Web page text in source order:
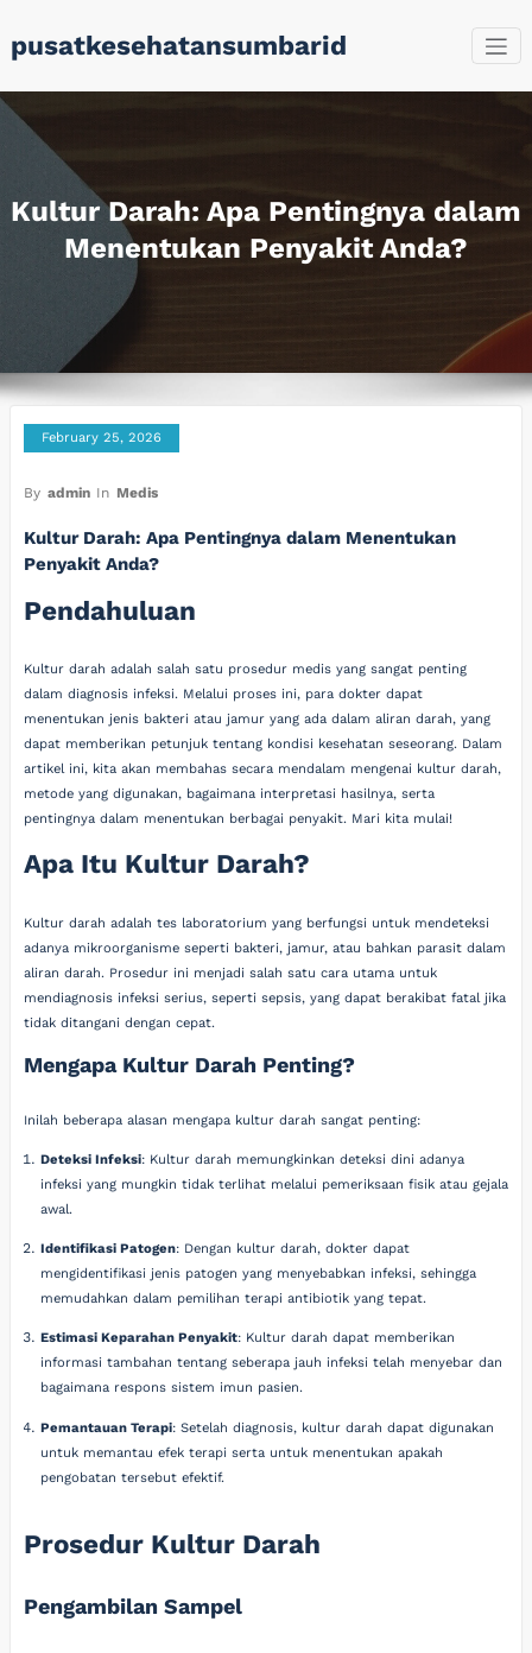
to
content
pusatkesehatansumbarid
Kultur Darah: Apa Pentingnya dalam
Menentukan Penyakit Anda?
February 25, 2026
By admin In Medis
Kultur Darah: Apa Pentingnya dalam Menentukan
Penyakit Anda?
Pendahuluan
Kultur darah adalah salah satu prosedur medis yang sangat penting
dalam diagnosis infeksi. Melalui proses ini, para dokter dapat
menentukan jenis bakteri atau jamur yang ada dalam aliran darah, yang
dapat memberikan petunjuk tentang kondisi kesehatan seseorang. Dalam
artikel ini, kita akan membahas secara mendalam mengenai kultur darah,
metode yang digunakan, bagaimana interpretasi hasilnya, serta
pentingnya dalam menentukan berbagai penyakit. Mari kita mulai!
Apa Itu Kultur Darah?
Kultur darah adalah tes laboratorium yang berfungsi untuk mendeteksi
adanya mikroorganisme seperti bakteri, jamur, atau bahkan parasit dalam
aliran darah. Prosedur ini menjadi salah satu cara utama untuk
mendiagnosis infeksi serius, seperti sepsis, yang dapat berakibat fatal jika
tidak ditangani dengan cepat.
Mengapa Kultur Darah Penting?
Inilah beberapa alasan mengapa kultur darah sangat penting:
Deteksi Infeksi: Kultur darah memungkinkan deteksi dini adanya
infeksi yang mungkin tidak terlihat melalui pemeriksaan fisik atau gejala
awal.
Identifikasi Patogen: Dengan kultur darah, dokter dapat
mengidentifikasi jenis patogen yang menyebabkan infeksi, sehingga
memudahkan dalam pemilihan terapi antibiotik yang tepat.
Estimasi Keparahan Penyakit: Kultur darah dapat memberikan
informasi tambahan tentang seberapa jauh infeksi telah menyebar dan
bagaimana respons sistem imun pasien.
Pemantauan Terapi: Setelah diagnosis, kultur darah dapat digunakan
untuk memantau efek terapi serta untuk menentukan apakah
pengobatan tersebut efektif.
Prosedur Kultur Darah
Pengambilan Sampel